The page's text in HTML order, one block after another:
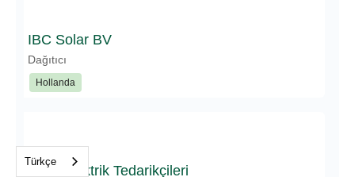
IBC Solar BV
Dağıtıcı
Hollanda
İdeal Elektrik Tedarikçileri
Türkçe